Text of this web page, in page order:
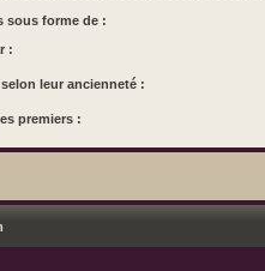
sous forme de :
:
leur ancienneté :
premiers :